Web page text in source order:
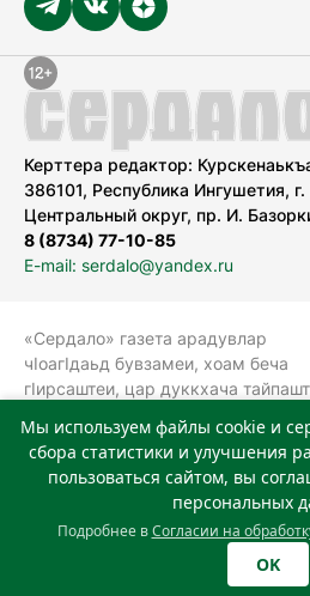
Керттера редактор:
386101, Республика Ингушетия,
Центральный округ, пр. И.
8 (8734) 77-10-85
E-mail: serdalo@yandex.ru
«Сердало» газета арадувлар
чIоагIдаьд бувзамеи, хоам беча
гIирсаштеи, цар дуккхача
болхлоша (Роскомнадзор).
Реестровая запись СМИ: ЭЛ №
78323 от 15.05.2020 г.
Государственное автономное
учреждение «Издательский дом
Мы используем файлы cookie и
сбора статистики и улучшения
пользоваться сайтом, вы
персональных
Подробнее вСогласии на
OK